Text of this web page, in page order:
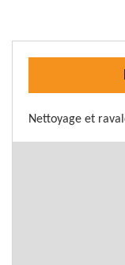
Nettoyage et